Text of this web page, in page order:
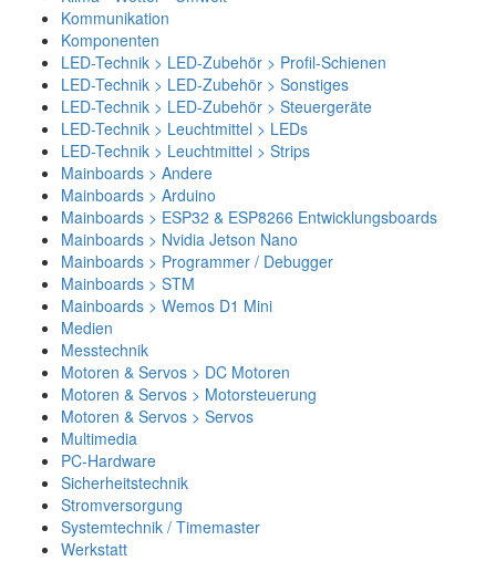
Kommunikation
Komponenten
LED-Technik > LED-Zubehör > Profil-Schienen
LED-Technik > LED-Zubehör > Sonstiges
LED-Technik > LED-Zubehör > Steuergeräte
LED-Technik > Leuchtmittel > LEDs
LED-Technik > Leuchtmittel > Strips
Mainboards > Andere
Mainboards > Arduino
Mainboards > ESP32 & ESP8266 Entwicklungsboards
Mainboards > Nvidia Jetson Nano
Mainboards > Programmer / Debugger
Mainboards > STM
Mainboards > Wemos D1 Mini
Medien
Messtechnik
Motoren & Servos > DC Motoren
Motoren & Servos > Motorsteuerung
Motoren & Servos > Servos
Multimedia
PC-Hardware
Sicherheitstechnik
Stromversorgung
Systemtechnik / Timemaster
Werkstatt